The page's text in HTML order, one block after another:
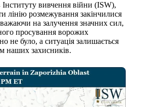
Інституту вивчення війни (ISW),
лінію розмежування закінчилися
на залучення значних сил,
просування ворожих
не було, а ситуація залишається
наших захисників.